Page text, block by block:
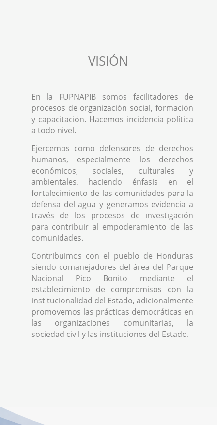
VISIÓN
En la FUPNAPIB somos facilitadores de
procesos de organización social, formación
y capacitación. Hacemos incidencia política
a todo nivel.
Ejercemos como defensores de derechos
humanos, especialmente los derechos
económicos, sociales, culturales y
ambientales, haciendo énfasis en el
fortalecimiento de las comunidades para la
defensa del agua y generamos evidencia a
través de los procesos de investigación
para contribuir al empoderamiento de las
comunidades.
Contribuimos con el pueblo de Honduras
siendo comanejadores del área del Parque
Nacional Pico Bonito mediante el
establecimiento de compromisos con la
institucionalidad del Estado, adicionalmente
promovemos las prácticas democráticas en
las organizaciones comunitarias, la
sociedad civil y las instituciones del Estado.